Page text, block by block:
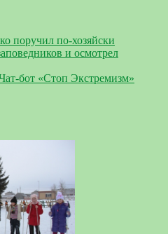
поручил по-хозяйски
и осмотрел
бот «Стоп Экстремизм»